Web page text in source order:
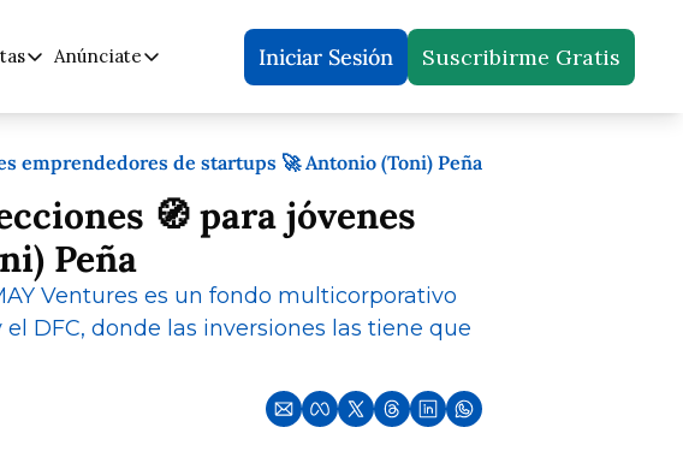
Emprendedores Emergentes
Emprendedores
Marketing / Contenido
Anúnciate
Anúnciate Iniciar Sesión Suscribirme Gratis
emprendedores de startups 🚀 Antonio (Toni) Peña
🧭 para jóvenes
Peña
Ventures es un fondo multicorporativo
DFC, donde las inversiones las tiene que